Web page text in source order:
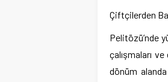
Çiftçilerden
Pelitözü’nde
çalışmaları
dönüm